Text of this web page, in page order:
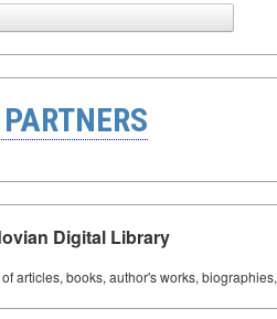
Digital Library
articles, books, author's works,